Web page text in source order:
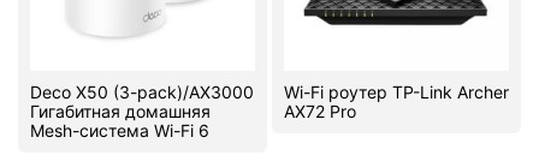
Системы охлаждения
Digital Signage
Deco X50 (3-pack)/AX3000
Гигабитная домашняя
Mesh-система Wi-Fi 6
Wi-Fi роутер TP-Link Archer
AX72 Pro